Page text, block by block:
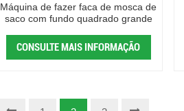
Máquina de fazer faca de mosca de
saco com fundo quadrado grande
CONSULTE MAIS INFORMAÇÃO